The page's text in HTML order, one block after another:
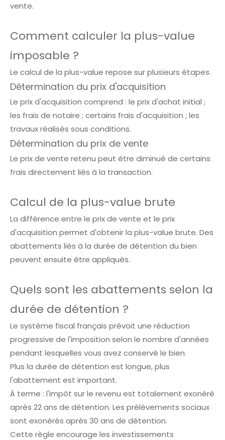
vente.
Comment calculer la plus-value
imposable ?
Le calcul de la plus-value repose sur plusieurs étapes.
Détermination du prix d'acquisition
Le prix d'acquisition comprend : le prix d'achat initial ;
les frais de notaire ; certains frais d'acquisition ; les
travaux réalisés sous conditions.
Détermination du prix de vente
Le prix de vente retenu peut être diminué de certains
frais directement liés à la transaction.
Calcul de la plus-value brute
La différence entre le prix de vente et le prix
d'acquisition permet d'obtenir la plus-value brute. Des
abattements liés à la durée de détention du bien
peuvent ensuite être appliqués.
Quels sont les abattements selon la
durée de détention ?
Le système fiscal français prévoit une réduction
progressive de l'imposition selon le nombre d'années
pendant lesquelles vous avez conservé le bien.
Plus la durée de détention est longue, plus
l'abattement est important.
À terme : l'impôt sur le revenu est totalement exonéré
après 22 ans de détention. Les prélèvements sociaux
sont exonérés après 30 ans de détention.
Cette règle encourage les investissements